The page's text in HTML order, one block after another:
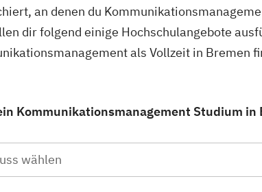
an denen du
dir folgend einige Hochschulangebote
als Vollzeit in Bremen
Kommunikationsmanagement Studium
wählen